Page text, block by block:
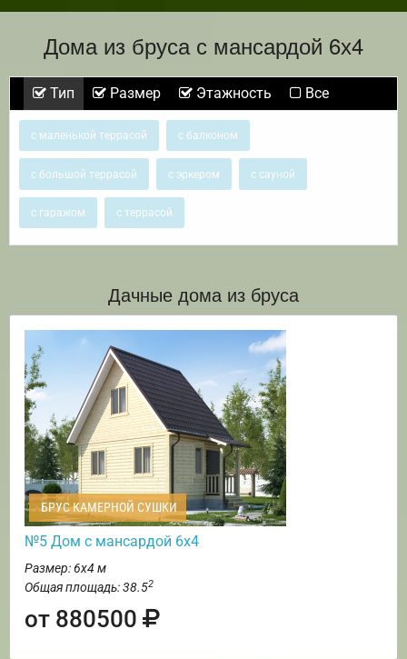
Дома из бруса с мансардой 6х4
Тип Размер Этажность Все
с маленькой террасой с балконом
с большой террасой с эркером с сауной
с гаражом с террасой
Дачные дома из бруса
БРУС КАМЕРНОЙ СУШКИ
№5 Дом с мансардой 6х4
Размер: 6х4 м
Общая площадь: 38.52
от 880500